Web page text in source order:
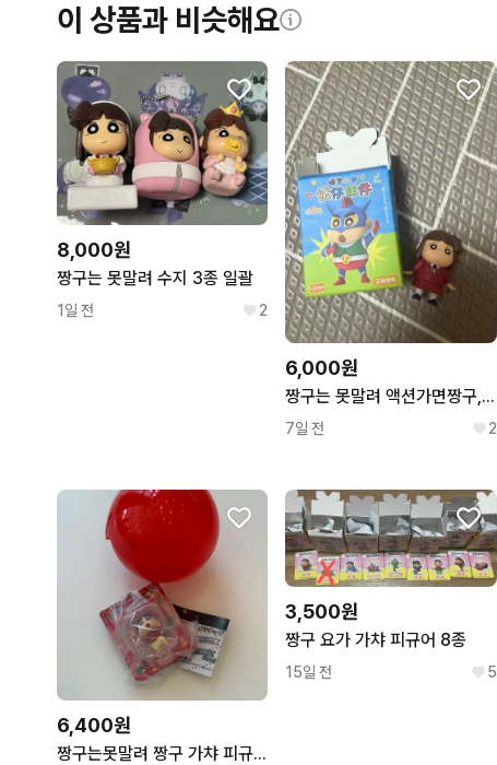
이 상품과 비슷해요
8,000원
짱구는 못말려 수지 3종 일괄
1일 전 2
6,000원
짱구는 못말려 액션가면짱구, 수지 피규어
7일 전 2
6,400원
짱구는못말려 짱구 가챠 피규어
3,500원
짱구 요가 가챠 피규어 8종
15일 전 5